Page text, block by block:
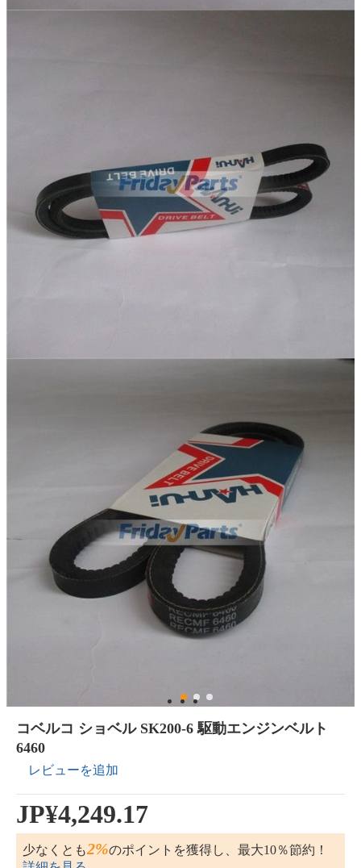
コベルコ ショベル SK200-6 駆動エンジンベルト
6460
レビューを追加
JP¥4,249.17
少なくとも2%のポイントを獲得し、最大10％節約！